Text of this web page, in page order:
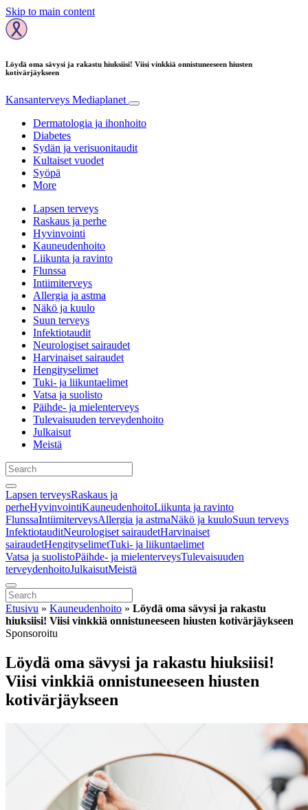
Skip to main content
Löydä oma sävysi ja rakastu hiuksiisi! Viisi vinkkiä onnistuneeseen hiusten
kotivärjäykseen
Kansanterveys Mediaplanet
Dermatologia ja ihonhoito
Diabetes
Sydän ja verisuonitaudit
Kultaiset vuodet
Syöpä
More
Lapsen terveys
Raskaus ja perhe
Hyvinvointi
Kauneudenhoito
Liikunta ja ravinto
Flunssa
Intiimiterveys
Allergia ja astma
Näkö ja kuulo
Suun terveys
Infektiotaudit
Neurologiset sairaudet
Harvinaiset sairaudet
Hengityselimet
Tuki- ja liikuntaelimet
Vatsa ja suolisto
Päihde- ja mielenterveys
Tulevaisuuden terveydenhoito
Julkaisut
Meistä
Lapsen terveysRaskaus ja
perheHyvinvointiKauneudenhoitoLiikunta ja ravinto
FlunssaIntiimiterveysAllergia ja astmaNäkö ja kuuloSuun terveys
InfektiotauditNeurologiset sairaudetHarvinaiset
sairaudetHengityselimetTuki- ja liikuntaelimet
Vatsa ja suolistoPäihde- ja mielenterveysTulevaisuuden
terveydenhoitoJulkaisutMeistä
Etusivu » Kauneudenhoito » Löydä oma sävysi ja rakastu
hiuksiisi! Viisi vinkkiä onnistuneeseen hiusten kotivärjäykseen
Sponsoroitu
Löydä oma sävysi ja rakastu hiuksiisi!
Viisi vinkkiä onnistuneeseen hiusten
kotivärjäykseen